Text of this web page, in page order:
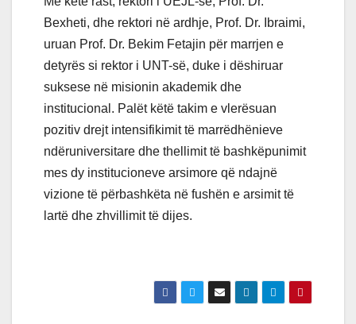
Bexheti, dhe rektori në ardhje, Prof. Dr. Ibraimi,
uruan Prof. Dr. Bekim Fetajin për marrjen e
detyrës si rektor i UNT-së, duke i dëshiruar
suksese në misionin akademik dhe
institucional. Palët këtë takim e vlerësuan
pozitiv drejt intensifikimit të marrëdhënieve
ndëruniversitare dhe thellimit të bashkëpunimit
mes dy institucioneve arsimore që ndajnë
vizione të përbashkëta në fushën e arsimit të
lartë dhe zhvillimit të dijes.